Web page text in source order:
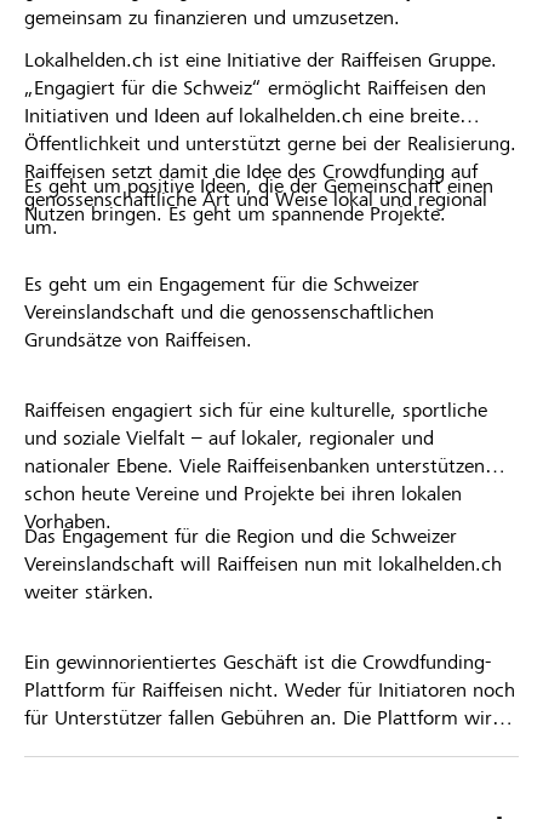
gemeinsam zu finanzieren und umzusetzen.
Lokalhelden.ch ist eine Initiative der Raiffeisen Gruppe.
„Engagiert für die Schweiz“ ermöglicht Raiffeisen den
Initiativen und Ideen auf lokalhelden.ch eine breite
Öffentlichkeit und unterstützt gerne bei der Realisierung.
Raiffeisen setzt damit die Idee des Crowdfunding auf
genossenschaftliche Art und Weise lokal und regional
um.
Es geht um positive Ideen, die der Gemeinschaft einen
Nutzen bringen. Es geht um spannende Projekte.
Es geht um ein Engagement für die Schweizer
Vereinslandschaft und die genossenschaftlichen
Grundsätze von Raiffeisen.
Raiffeisen engagiert sich für eine kulturelle, sportliche
und soziale Vielfalt – auf lokaler, regionaler und
nationaler Ebene. Viele Raiffeisenbanken unterstützen
schon heute Vereine und Projekte bei ihren lokalen
Vorhaben.
Das Engagement für die Region und die Schweizer
Vereinslandschaft will Raiffeisen nun mit lokalhelden.ch
weiter stärken.
Ein gewinnorientiertes Geschäft ist die Crowdfunding-
Plattform für Raiffeisen nicht. Weder für Initiatoren noch
für Unterstützer fallen Gebühren an. Die Plattform wird